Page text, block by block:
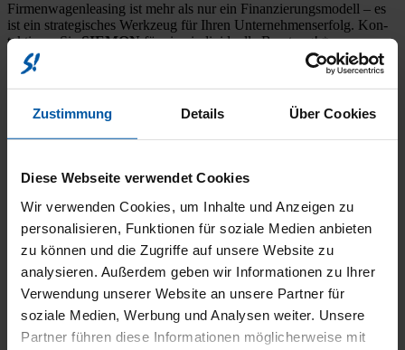
Zustimmung Details Über Cookies
Diese Webseite verwendet Cookies
Wir verwenden Cookies, um Inhalte und Anzeigen zu
personalisieren, Funktionen für soziale Medien anbieten
zu können und die Zugriffe auf unsere Website zu
analysieren. Außerdem geben wir Informationen zu Ihrer
Verwendung unserer Website an unsere Partner für
soziale Medien, Werbung und Analysen weiter. Unsere
Partner führen diese Informationen möglicherweise mit
Fir­men­wa­gen­lea­sing ist mehr als nur ein Finan­zie­rungs­mo­dell – es
ist ein stra­te­gi­sches Werk­zeug für Ihren Unter­neh­mens­er­folg. Kon­
tak­tie­ren SieSIEMONfür eine indi­vi­du­el­le Bera­tung!✨
WEITERE BEITRÄGE
EINLADUNG ZUM ŠKODA BUFFET – ERLEBEN SIE
BALANCE HAUTNAH
STEUERLICHER INVESTITIONSBOOSTER 2025: DAS
MÜSSEN UNTERNEHMEN JETZT ZU ELEKTROAUTOS
UND ABSCHREIBUNGEN WISSEN